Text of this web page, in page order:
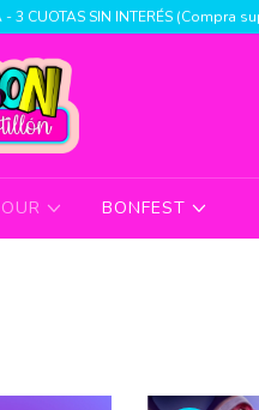
- 3 CUOTAS SIN INTERÉS (Compra
BONFEST